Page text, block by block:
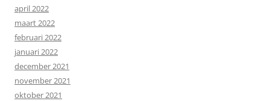
april 2022
maart 2022
februari 2022
januari 2022
december 2021
november 2021
oktober 2021